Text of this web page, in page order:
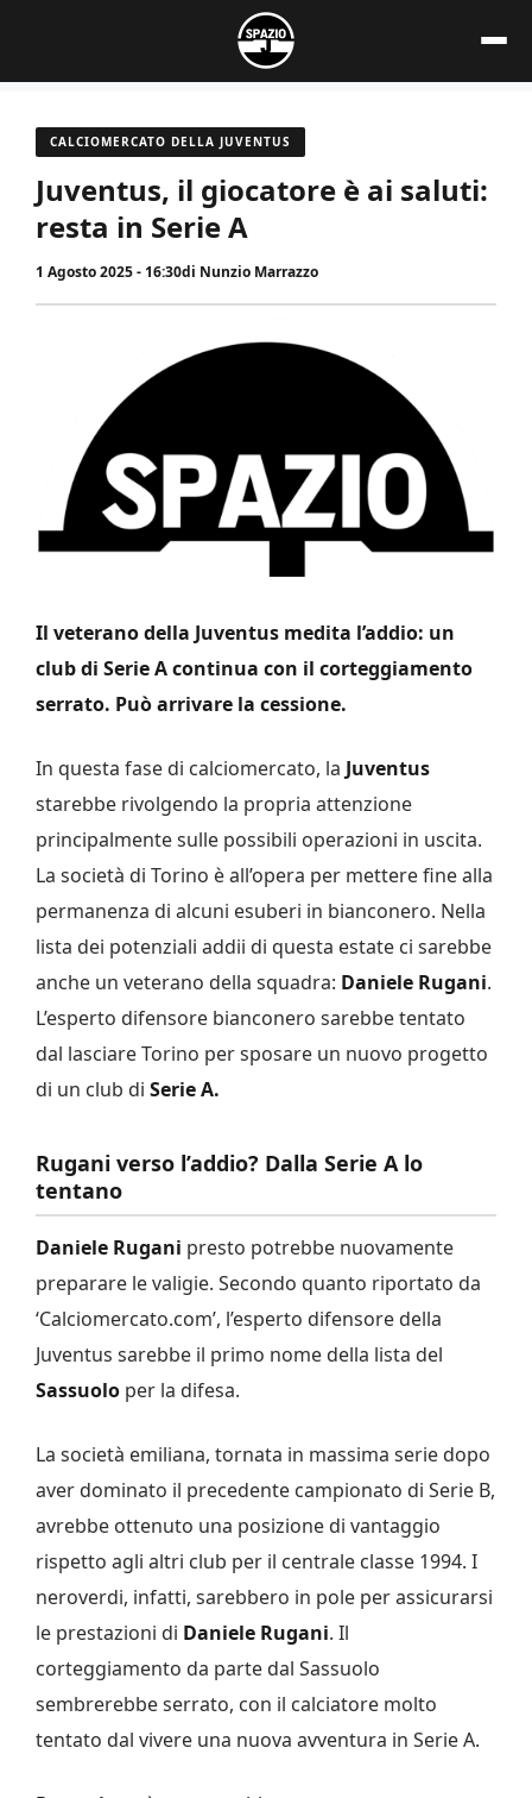
contenuto
CALCIOMERCATO DELLA JUVENTUS
Juventus, il giocatore è ai saluti:
resta in Serie A
1 Agosto 2025 - 16:30di Nunzio Marrazzo
Il veterano della Juventus medita l’addio: un
club di Serie A continua con il corteggiamento
serrato. Può arrivare la cessione.
In questa fase di calciomercato, la Juventus
starebbe rivolgendo la propria attenzione
principalmente sulle possibili operazioni in uscita.
La società di Torino è all’opera per mettere fine alla
permanenza di alcuni esuberi in bianconero. Nella
lista dei potenziali addii di questa estate ci sarebbe
anche un veterano della squadra: Daniele Rugani.
L’esperto difensore bianconero sarebbe tentato
dal lasciare Torino per sposare un nuovo progetto
di un club di Serie A.
Rugani verso l’addio? Dalla Serie A lo
tentano
Daniele Rugani presto potrebbe nuovamente
preparare le valigie. Secondo quanto riportato da
‘Calciomercato.com’, l’esperto difensore della
Juventus sarebbe il primo nome della lista del
Sassuolo per la difesa.
La società emiliana, tornata in massima serie dopo
aver dominato il precedente campionato di Serie B,
avrebbe ottenuto una posizione di vantaggio
rispetto agli altri club per il centrale classe 1994. I
neroverdi, infatti, sarebbero in pole per assicurarsi
le prestazioni di Daniele Rugani. Il
corteggiamento da parte dal Sassuolo
sembrerebbe serrato, con il calciatore molto
tentato dal vivere una nuova avventura in Serie A.